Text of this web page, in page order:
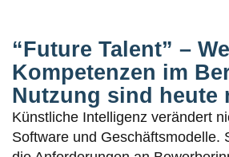
“Future Talent” –
Kompetenzen im
Nutzung sind heute
Künstliche Intelligenz verändert
Software und Geschäftsmodelle.